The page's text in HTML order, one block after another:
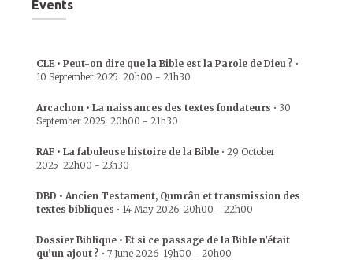
Events
CLE • Peut-on dire que la Bible est la Parole de Dieu ? •
10 September 2025 20h00 - 21h30
Arcachon • La naissances des textes fondateurs • 30
September 2025 20h00 - 21h30
RAF • La fabuleuse histoire de la Bible • 29 October
2025 22h00 - 23h30
DBD • Ancien Testament, Qumrân et transmission des
textes bibliques • 14 May 2026 20h00 - 22h00
Dossier Biblique • Et si ce passage de la Bible n’était
qu’un ajout ? • 7 June 2026 19h00 - 20h00